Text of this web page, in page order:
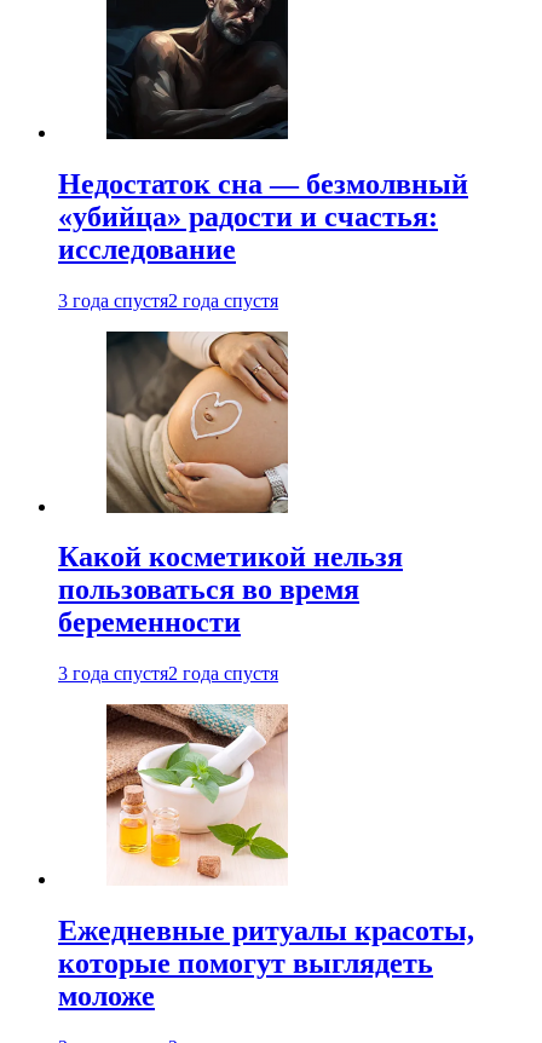
Недостаток сна — безмолвный
«убийца» радости и счастья:
исследование
3 года спустя2 года спустя
Какой косметикой нельзя
пользоваться во время
беременности
3 года спустя2 года спустя
Ежедневные ритуалы красоты,
которые помогут выглядеть
моложе